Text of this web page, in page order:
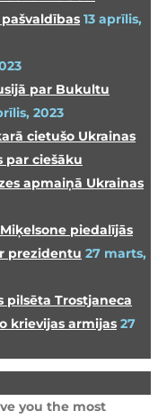
13 aprīlis,
par Bukultu
2023
cietušo Ukrainas
par ciešāku
apmaiņā Ukrainas
piedalījās
prezidentu 27 marts,
pilsēta Trostjaneca
krievijas armijas 27
you the most